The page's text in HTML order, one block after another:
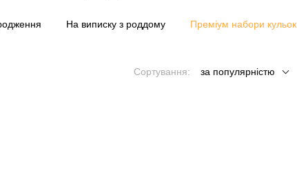
На виписку з роддому Преміум набори кульок
Сортування: за популярністю